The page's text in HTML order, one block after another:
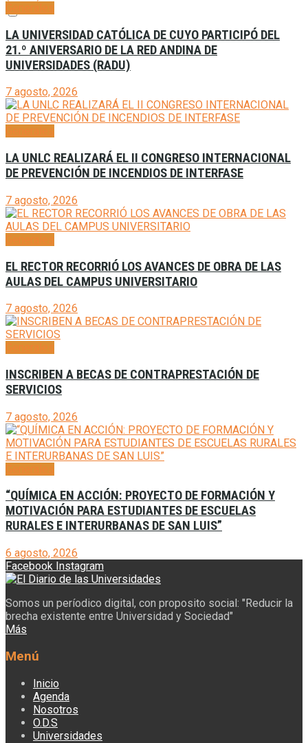
LA UNIVERSIDAD CATÓLICA DE CUYO PARTICIPÓ DEL
21.º ANIVERSARIO DE LA RED ANDINA DE
UNIVERSIDADES (RADU)
7 agosto, 2026
LA UNLC REALIZARÁ EL II CONGRESO INTERNACIONAL
DE PREVENCIÓN DE INCENDIOS DE INTERFASE
7 agosto, 2026
EL RECTOR RECORRIÓ LOS AVANCES DE OBRA DE LAS
AULAS DEL CAMPUS UNIVERSITARIO
7 agosto, 2026
INSCRIBEN A BECAS DE CONTRAPRESTACIÓN DE
SERVICIOS
7 agosto, 2026
“QUÍMICA EN ACCIÓN: PROYECTO DE FORMACIÓN Y
MOTIVACIÓN PARA ESTUDIANTES DE ESCUELAS
RURALES E INTERURBANAS DE SAN LUIS”
6 agosto, 2026
Facebook Instagram
Somos un períodico digital, con proposito social: "Reducir la
brecha existente entre Universidad y Sociedad"
Más
Menú
Inicio
Agenda
Nosotros
O.D.S
Universidades